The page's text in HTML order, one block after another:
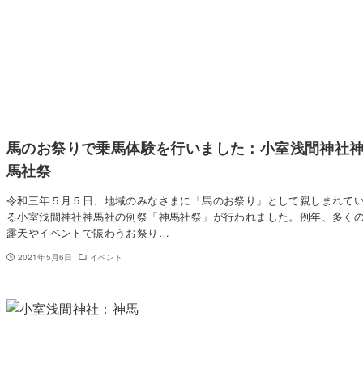
馬のお祭りで乗馬体験を行いました：小室浅間神社
馬社祭
令和三年５月５日、地域のみなさまに「馬のお祭り」として親しまれて
る小室浅間神社神馬社の例祭「神馬社祭」が行われました。例年、多く
露天やイベントで賑わうお祭り…
2021年5月6日 イベント